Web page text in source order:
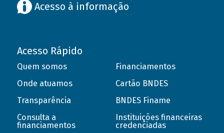
Acesso à informação
Acesso Rápido
Quem somos
Onde atuamos
Transparência
Consulta a
financiamentos
Financiamentos
Cartão BNDES
BNDES Finame
Instituições financeiras
credenciadas